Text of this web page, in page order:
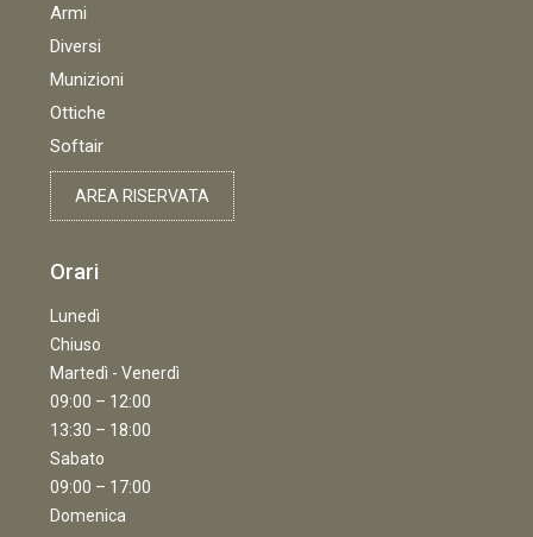
Armi
Diversi
Munizioni
Ottiche
Softair
AREA RISERVATA
Orari
Lunedì
Chiuso
Martedì - Venerdì
09:00 – 12:00
13:30 – 18:00
Sabato
09:00 – 17:00
Domenica